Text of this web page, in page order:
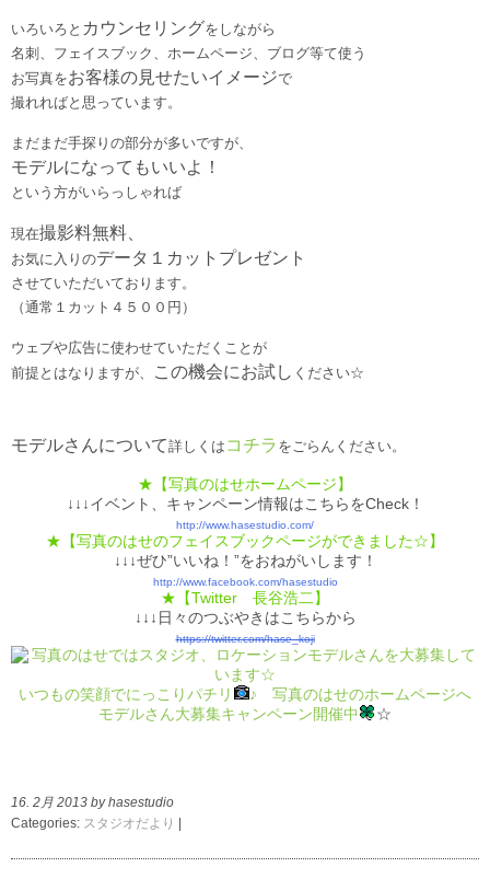
いろいろと カウンセリングをしながら
名刺、フェイスブック、ホームページ、ブログ等て使う
お写真をお客様の見せたいイメージで
撮れればと思っています。
まだまだ手探りの部分が多いですが、
モデルになってもいいよ！
という方がいらっしゃれば
現在撮影料無料、
お気に入りのデータ１カットプレゼント
させていただいております。
（通常１カット４５００円）
ウェブや広告に使わせていただくことが
前提とはなりますが、
この機会にお試し ください☆
モデルさんについて詳しくは コチラ をごらんください。
★【写真のはせホームページ】
↓↓↓イベント、キャンペーン情報はこちらをCheck！
http://www.hasestudio.com/
★【写真のはせのフェイスブックページができました☆】
↓↓↓ぜひ”いいね！”をおねがいします！
http://www.facebook.com/hasestudio
★【Twitter 長谷浩二】
↓↓↓日々のつぶやきはこちらから
https://twitter.com/hase_koji
いつもの笑顔でにっこりパチリ
♪ 写真のはせのホームページへ
モデルさん大募集キャンペーン開催中
☆
16. 2月 2013 by hasestudio
Categories: スタジオだより